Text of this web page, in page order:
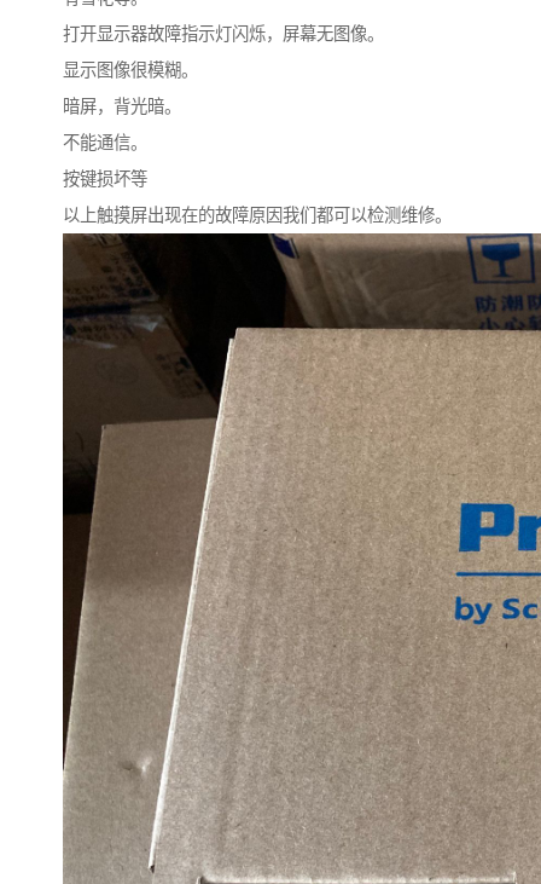
打开显示器故障指示灯闪烁，屏幕无图像。
显示图像很模糊。
暗屏，背光暗。
不能通信。
按键损坏等
以上触摸屏出现在的故障原因我们都可以检测维修。